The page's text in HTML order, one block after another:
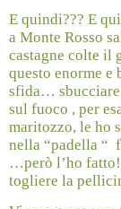
E quindi??? E
a Monte Rosso
castagne colte il
questo enorme e
sfida… sbucciare
sul fuoco , per
maritozzo, le ho
nella “padella “
…però l’ho
togliere la